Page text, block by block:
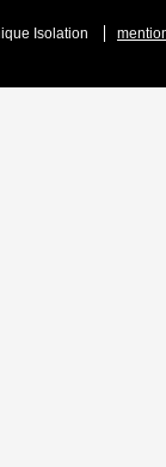
Isolation